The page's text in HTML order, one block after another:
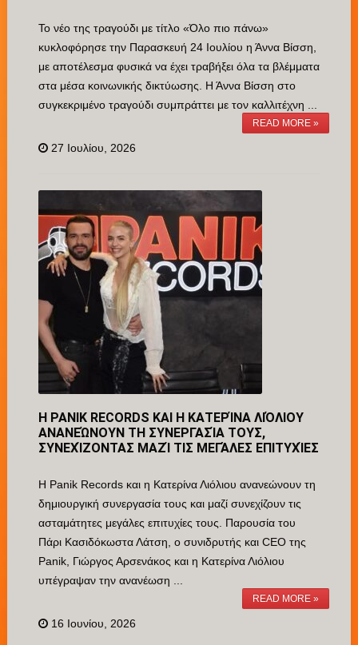
Το νέο της τραγούδι με τίτλο «Όλο πιο πάνω»
κυκλοφόρησε την Παρασκευή 24 Ιουλίου η Άννα Βίσση,
με αποτέλεσμα φυσικά να έχει τραβήξει όλα τα βλέμματα
στα μέσα κοινωνικής δικτύωσης. Η Άννα Βίσση στο
συγκεκριμένο τραγούδι συμπράττει με τον καλλιτέχνη ...
READ MORE »
27 Ιουλίου, 2026
Η PANIK RECORDS ΚΑΙ Η ΚΑΤΕΡΊΝΑ ΛΙΌΛΙΟΥ
ΑΝΑΝΕΏΝΟΥΝ ΤΗ ΣΥΝΕΡΓΑΣΊΑ ΤΟΥΣ,
ΣΥΝΕΧΊΖΟΝΤΑΣ ΜΑΖΊ ΤΙΣ ΜΕΓΆΛΕΣ ΕΠΙΤΥΧΊΕΣ
Η Panik Records και η Κατερίνα Λιόλιου ανανεώνουν τη
δημιουργική συνεργασία τους και μαζί συνεχίζουν τις
ασταμάτητες μεγάλες επιτυχίες τους. Παρουσία του
Πάρι Κασιδόκωστα Λάτση, ο συνιδρυτής και CEO της
Panik, Γιώργος Αρσενάκος και η Κατερίνα Λιόλιου
υπέγραψαν την ανανέωση ...
READ MORE »
16 Ιουνίου, 2026